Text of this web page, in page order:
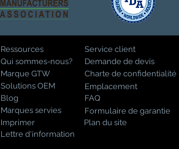
Service client
Ressources
Qui sommes-nous?
Marque GTW
Solutions OEM
Blog
Marques servies
Imprimer
Lettre d'information
Demande de devis
Charte de confidentialité
Emplacement
FAQ
Formulaire de garantie
Plan du site